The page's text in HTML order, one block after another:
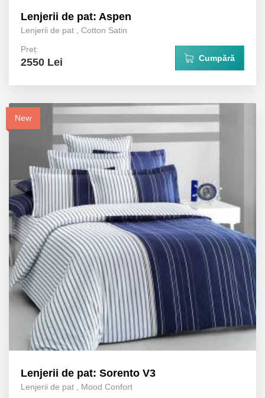
Lenjerii de pat: Aspen
Lenjerii de pat
Cotton Satin
Preț:
2550 Lei Cumpără
New
Lenjerii de pat: Sorento V3
Lenjerii de pat
Mood Confort